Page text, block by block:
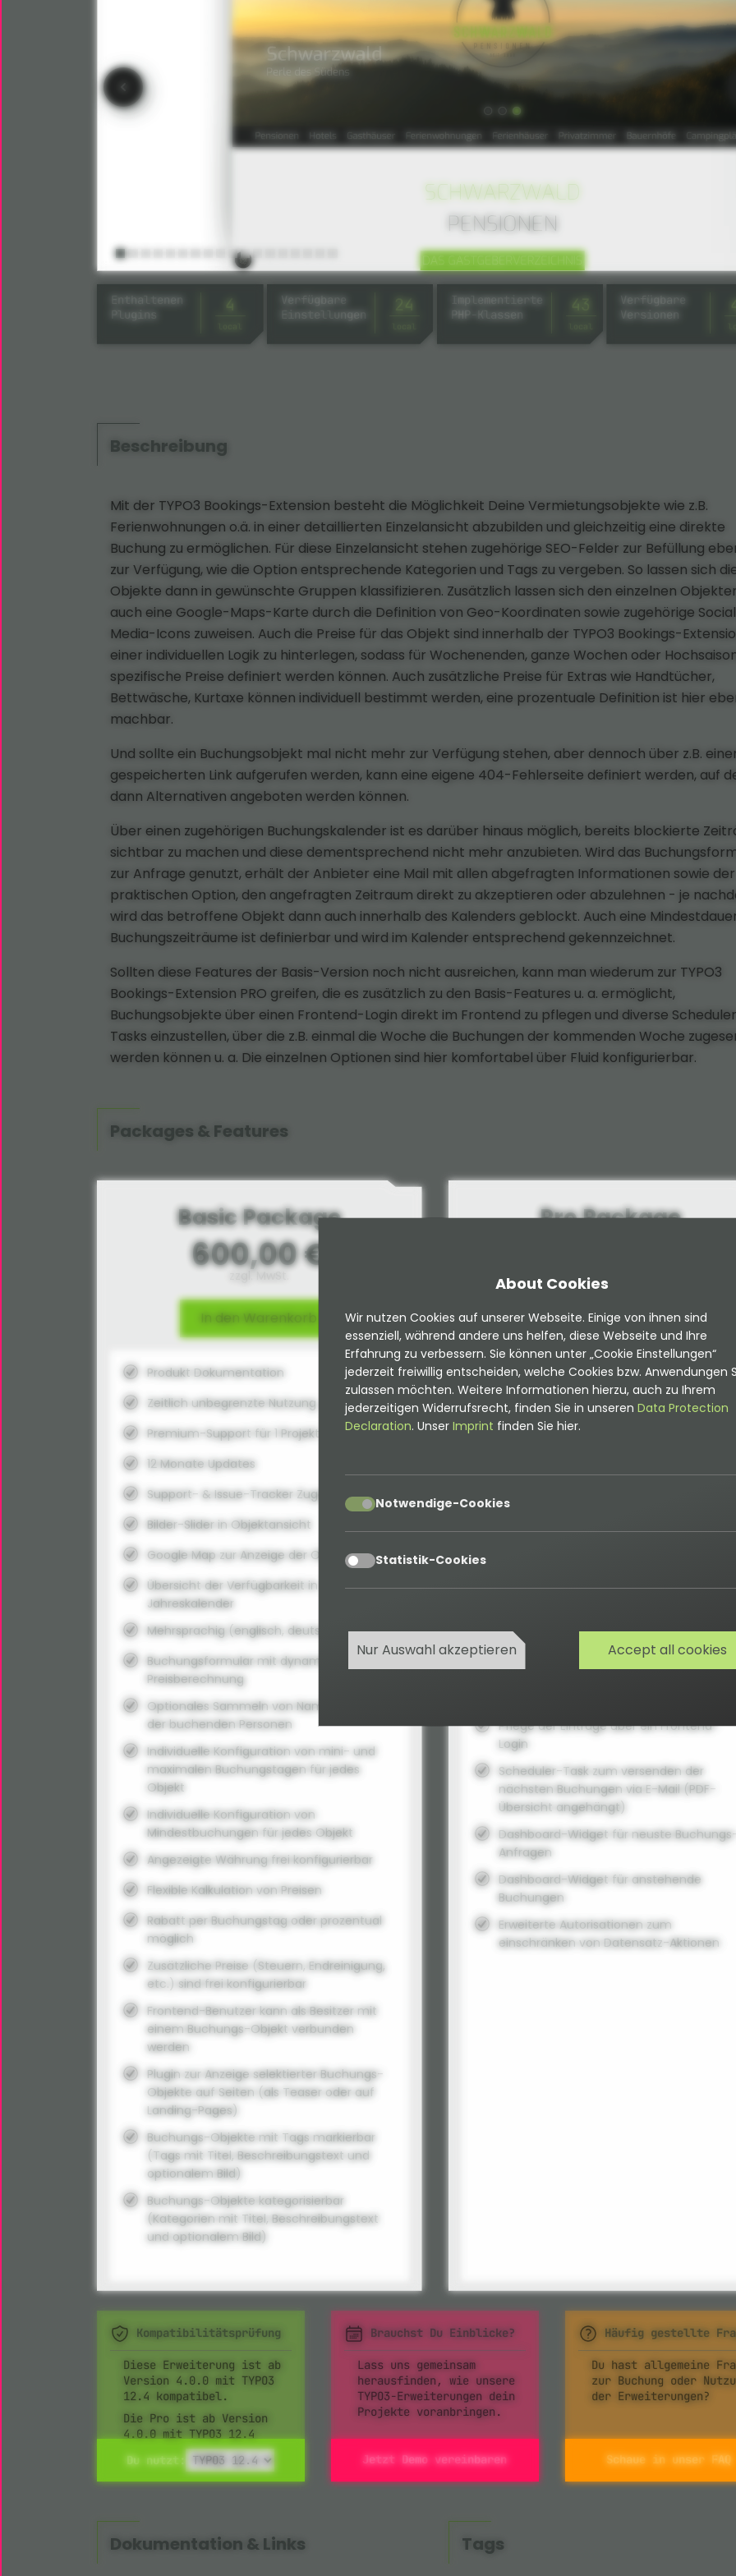
Enthaltenen
Plugins
4
Verfügbare
Einstellungen
24
Implementierte
PHP-Klassen
43
Verfügbare
Versionen
Beschreibung
Mit der TYPO3 Bookings-Extension besteht die Möglichkeit Deine Vermietungsobjekte wie z.B.
Ferienwohnungen o.ä. in einer detaillierten Einzelansicht abzubilden und gleichzeitig eine direkte
Buchung zu ermöglichen. Für diese Einzelansicht stehen zugehörige SEO-Felder zur Befüllung
zur Verfügung, wie die Option entsprechende Kategorien und Tags zu vergeben. So lassen sich
Objekte dann in gewünschte Gruppen klassifizieren. Zusätzlich lassen sich den einzelnen
auch eine Google-Maps-Karte durch die Definition von Geo-Koordinaten sowie zugehörige
Media-Icons zuweisen. Auch die Preise für das Objekt sind innerhalb der TYPO3 Bookings-
einer individuellen Logik zu hinterlegen, sodass für Wochenenden, ganze Wochen oder
spezifische Preise definiert werden können. Auch zusätzliche Preise für Extras wie Handtücher,
Bettwäsche, Kurtaxe können individuell bestimmt werden, eine prozentuale Definition ist hier
machbar.
Und sollte ein Buchungsobjekt mal nicht mehr zur Verfügung stehen, aber dennoch über z.B.
gespeicherten Link aufgerufen werden, kann eine eigene 404-Fehlerseite definiert werden, auf
dann Alternativen angeboten werden können.
Über einen zugehörigen Buchungskalender ist es darüber hinaus möglich, bereits blockierte
sichtbar zu machen und diese dementsprechend nicht mehr anzubieten. Wird das
zur Anfrage genutzt, erhält der Anbieter eine Mail mit allen abgefragten Informationen sowie der
praktischen Option, den angefragten Zeitraum direkt zu akzeptieren oder abzulehnen - je
wird das betroffene Objekt dann auch innerhalb des Kalenders geblockt. Auch eine
Buchungszeiträume ist definierbar und wird im Kalender entsprechend gekennzeichnet.
Sollten diese Features der Basis-Version noch nicht ausreichen, kann man wiederum zur TYPO3
Bookings-Extension PRO greifen, die es zusätzlich zu den Basis-Features u. a. ermöglicht,
Buchungsobjekte über einen Frontend-Login direkt im Frontend zu pflegen und diverse
Tasks einzustellen, über die z.B. einmal die Woche die Buchungen der kommenden Woche
werden können u. a. Die einzelnen Optionen sind hier komfortabel über Fluid konfigurierbar.
Packages & Features
Basic Package
600,00 €
In den Warenkorb
Produkt Dokumentation
Zeitlich unbegrenzte Nutzung
Premium-Support für 1 Projekt
12 Monate Updates
Support- & Issue-Tracker Zugang
Bilder-Slider in Objektansicht
Google Map zur Anzeige der Objektposition
Übersicht der Verfügbarkeit in
Jahreskalender
Mehrsprachig (englisch, deutsch)
Buchungsformular mit dynamischer
Preisberechnung
Optionales Sammeln von Namen und Alter
der buchenden Personen
Individuelle Konfiguration von mini- und
maximalen Buchungstagen für jedes
Objekt
Individuelle Konfiguration von
Mindestbuchungen für jedes Objekt
Angezeigte Währung frei konfigurierbar
Flexible Kalkulation von Preisen
Rabatt per Buchungstag oder prozentual
möglich
Zusätzliche Preise (Steuern, Endreinigung,
etc.) sind frei konfigurierbar
Frontend-Benutzer kann als Besitzer mit
einem Buchungs-Objekt verbunden
werden
Plugin zur Anzeige selektierter Buchungs-
Objekte auf Seiten (als Teaser oder auf
Landing-Pages)
Buchungs-Objekte mit Tags markierbar
(Tags mit Titel, Beschreibungstext und
optionalem Bild)
Buchungs-Objekte kategorisierbar
(Kategorien mit Titel, Beschreibungstext
und optionalem Bild)
Pro Package
zzgl. MwSt.
In den Warenkorb
Erfordert das Basic-Paket!
Alles aus dem Basic-Paket - da dies
erforderlich ist!
12 Monate Updates
angepasst werden
akzteptieren oder ablehnen
Praktisches Backendmodul zur Pflege der
Pflege der Einträge über ein Frontend-
Login
Scheduler-Task zum versenden der
nächsten Buchungen via E-Mail (PDF-
Übersicht angehängt)
Dashboard-Widget für neuste
Anfragen
Dashboard-Widget für anstehende
Buchungen
Erweiterte Autorisationen zum
einschränken von Datensatz-Aktionen
Kompatibilitätsprüfung
Diese Erweiterung ist ab
Version 4.0.0 mit TYPO3
12.4 kompatibel.
Die Pro ist ab Version
4.0.0 mit TYPO3 12.4
kompatibel.
Du nutzt:
Brauchst Du Einblicke?
Lass uns gemeinsam
herausfinden, wie unsere
TYPO3-Erweiterungen dein
Projekte voranbringen.
Jetzt Demo vereinbaren
Häufig gestellte
Du hast allgemeine
zur Buchung oder
der Erweiterungen?
Schaue in unser FAQ
Dokumentation & Links Tags
About Cookies
Wir nutzen Cookies auf unserer Webseite. Einige von ihnen sind
essenziell, während andere uns helfen, diese Webseite und Ihre
Erfahrung zu verbessern. Sie können unter „Cookie Einstellungen“
jederzeit freiwillig entscheiden, welche Cookies bzw. Anwendungen
zulassen möchten. Weitere Informationen hierzu, auch zu Ihrem
jederzeitigen Widerrufsrecht, finden Sie in unseren Data Protection
Declaration. Unser Imprint finden Sie hier.
acceptNotwendige-Cookies
acceptStatistik-Cookies
Nur Auswahl akzeptieren Accept all cookies